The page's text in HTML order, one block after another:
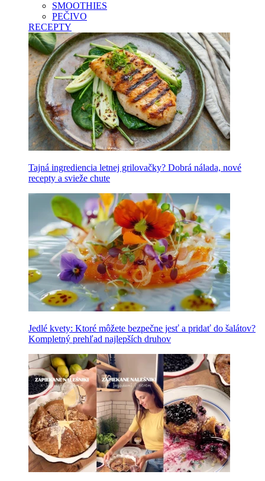
SMOOTHIES
PEČIVO
RECEPTY
Tajná ingrediencia letnej grilovačky? Dobrá nálada, nové
recepty a svieže chute
Jedlé kvety: Ktoré môžete bezpečne jesť a pridať do šalátov?
Kompletný prehľad najlepších druhov